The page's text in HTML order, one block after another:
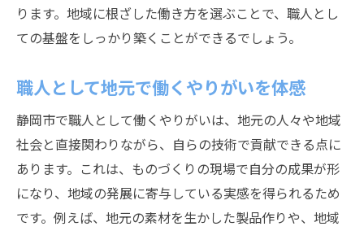
ります。地域に根ざした働き方を選ぶことで、職人とし
ての基盤をしっかり築くことができるでしょう。
職人として地元で働くやりがいを体感
静岡市で職人として働くやりがいは、地元の人々や地域
社会と直接関わりながら、自らの技術で貢献できる点に
あります。これは、ものづくりの現場で自分の成果が形
になり、地域の発展に寄与している実感を得られるため
です。例えば、地元の素材を生かした製品作りや、地域